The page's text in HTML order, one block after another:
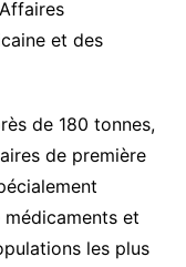
et des
de 180 tonnes,
de première
et
les plus